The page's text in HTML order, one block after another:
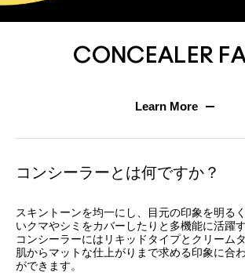
CONCEALER
Learn More
コンシーラーとは何ですか？
スキントーンを均一にし、目元の印象を明る
いクマやシミをカバーしたりと多機能に活躍
コンシーラーにはリキッドタイプとクリーム
肌からマットな仕上がりまで求める印象に合
ができます。